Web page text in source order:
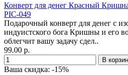
Конверт для денег Красный
PIC-049
Подарочный конверт для денег с
индуистского бога Кришны и его
облегчит вашу задачу сдел..
99.00 р.
В
Ваша скидка: -15%